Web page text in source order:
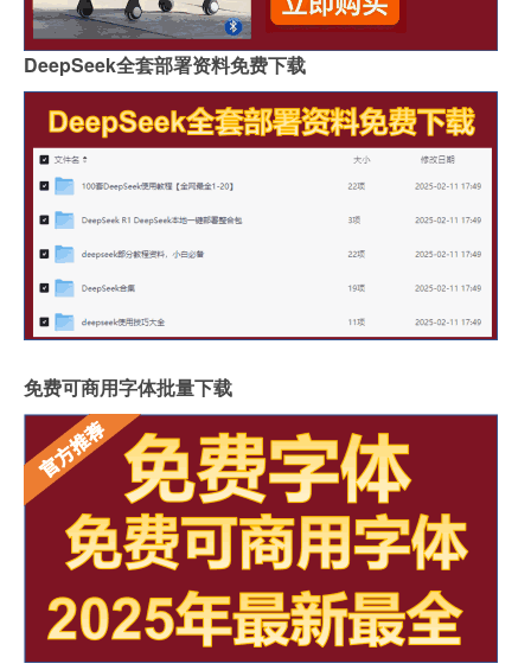
DeepSeek全套部署资料免费下载
免费可商用字体批量下载